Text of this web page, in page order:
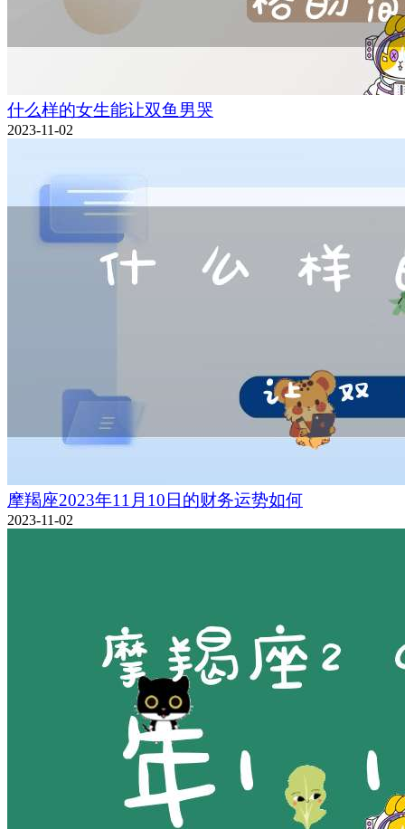
什么样的女生能让双鱼男哭
2023-11-02
摩羯座2023年11月10日的财务运势如何
2023-11-02